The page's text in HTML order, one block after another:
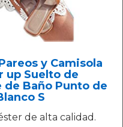
y Camisola
up Suelto de
de Baño Punto de
S
de alta calidad.